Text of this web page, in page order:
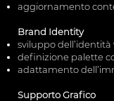
aggiornamento
Brand Identity
sviluppo
definizione palette
adattamento
Supporto Grafico